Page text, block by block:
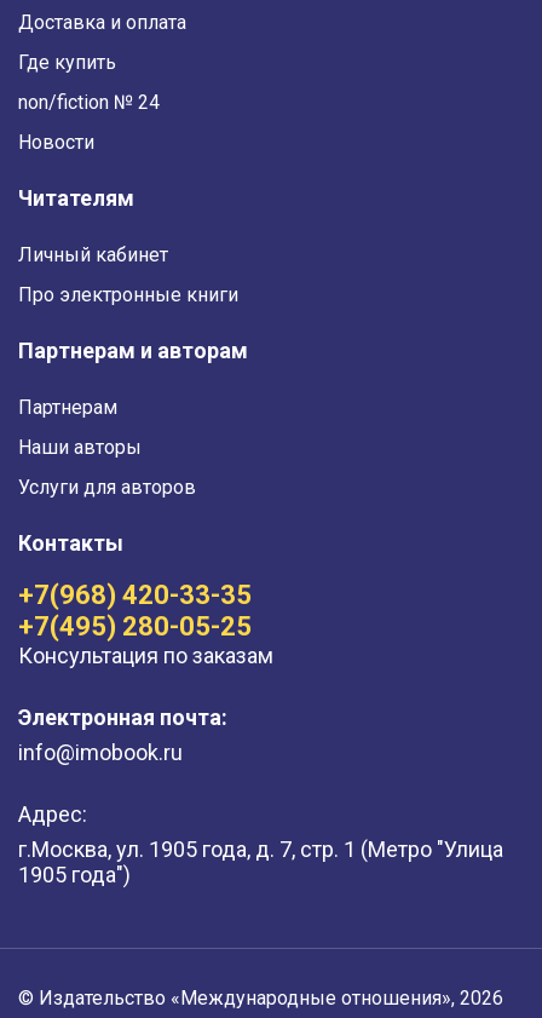
Доставка и оплата
Где купить
non/fiction № 24
Новости
Читателям
Личный кабинет
Про электронные книги
Партнерам и авторам
Партнерам
Наши авторы
Услуги для авторов
Контакты
+7(968) 420-33-35
+7(495) 280-05-25
Консультация по заказам
Электронная почта:
info@imobook.ru
Адрес:
г.Москва, ул. 1905 года, д. 7, стр. 1 (Метро "Улица
1905 года")
© Издательство «Международные отношения», 2026